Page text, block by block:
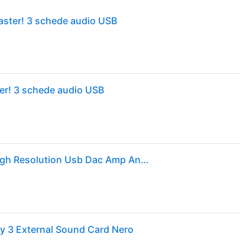
3 schede audio USB
3 schede audio USB
Creative Sound Blaster Play3 High Resolution Usb Dac Amp And External Sound Car
3 External Sound Card Nero